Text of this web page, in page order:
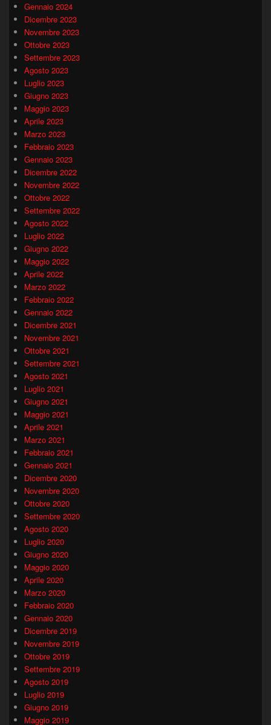
Gennaio 2024
Dicembre 2023
Novembre 2023
Ottobre 2023
Settembre 2023
Agosto 2023
Luglio 2023
Giugno 2023
Maggio 2023
Aprile 2023
Marzo 2023
Febbraio 2023
Gennaio 2023
Dicembre 2022
Novembre 2022
Ottobre 2022
Settembre 2022
Agosto 2022
Luglio 2022
Giugno 2022
Maggio 2022
Aprile 2022
Marzo 2022
Febbraio 2022
Gennaio 2022
Dicembre 2021
Novembre 2021
Ottobre 2021
Settembre 2021
Agosto 2021
Luglio 2021
Giugno 2021
Maggio 2021
Aprile 2021
Marzo 2021
Febbraio 2021
Gennaio 2021
Dicembre 2020
Novembre 2020
Ottobre 2020
Settembre 2020
Agosto 2020
Luglio 2020
Giugno 2020
Maggio 2020
Aprile 2020
Marzo 2020
Febbraio 2020
Gennaio 2020
Dicembre 2019
Novembre 2019
Ottobre 2019
Settembre 2019
Agosto 2019
Luglio 2019
Giugno 2019
Maggio 2019